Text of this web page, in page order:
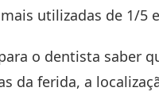
utilizadas de 1/5
o dentista saber
da ferida, a